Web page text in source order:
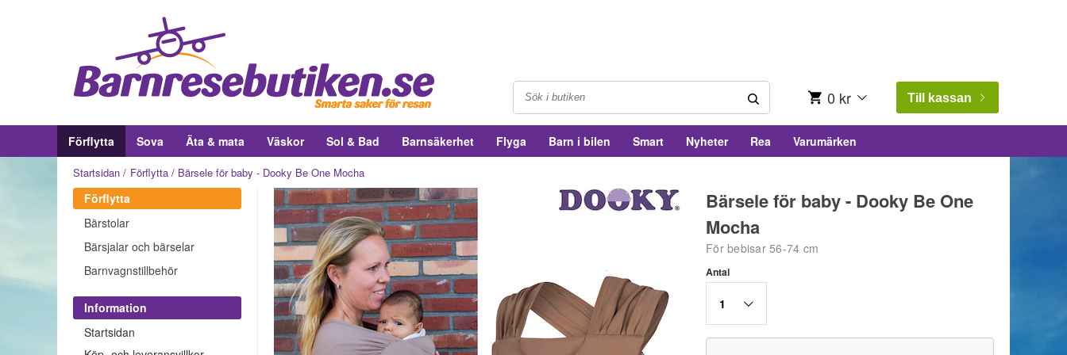
0 kr Till kassan
Förflytta Sova Äta & mata Väskor Sol & Bad Barnsäkerhet Flyga Barn i bilen Smart Nyheter Rea Varumärken
Startsidan Förflytta Bärsele för baby - Dooky Be One Mocha
Förflytta
Bärstolar
Bärsjalar och bärselar
Barnvagnstillbehör
Information
Startsidan
Bärsele för baby - Dooky Be One
Mocha
För bebisar 56-74 cm
Antal
1